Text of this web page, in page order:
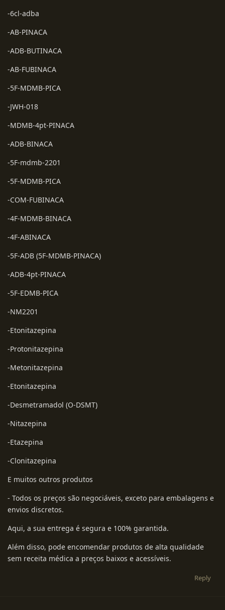
-6cl-adba
-AB-PINACA
-ADB-BUTINACA
-AB-FUBINACA
-5F-MDMB-PICA
-JWH-018
-MDMB-4pt-PINACA
-ADB-BINACA
-5F-mdmb-2201
-5F-MDMB-PICA
-COM-FUBINACA
-4F-MDMB-BINACA
-4F-ABINACA
-5F-ADB (5F-MDMB-PINACA)
-ADB-4pt-PINACA
-5F-EDMB-PICA
-NM2201
-Etonitazepina
-Protonitazepina
-Metonitazepina
-Etonitazepina
-Desmetramadol (O-DSMT)
-Nitazepina
-Etazepina
-Clonitazepina
E muitos outros produtos
- Todos os preços são negociáveis, exceto para embalagens e
envios discretos.
Aqui, a sua entrega é segura e 100% garantida.
Além disso, pode encomendar produtos de alta qualidade
sem receita médica a preços baixos e acessíveis.
Reply